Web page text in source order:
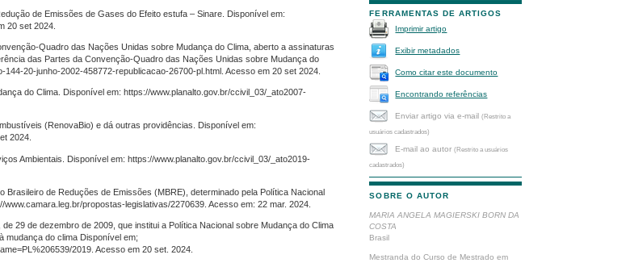
FERRAMENTAS DE ARTIGOS
Imprimir artigo
Exibir metadados
Como citar este documento
Encontrando referências
Enviar artigo via e-mail(Restrito a
usuários cadastrados)
E-mail ao autor(Restrito a usuários
cadastrados)
SOBRE O AUTOR
MARIA ANGELA MAGIERSKI BORN DA
COSTA
Brasil
Mestranda do Curso de Mestrado em
de Emissões de Gases do Efeito estufa – Sinare. Disponível em:
20 set 2024.
Quadro das Nações Unidas sobre Mudança do Clima, aberto a assinaturas
das Partes da Convenção-Quadro das Nações Unidas sobre Mudança do
20-junho-2002-458772-republicacao-26700-pl.html. Acesso em 20 set 2024.
do Clima. Disponível em: https://www.planalto.gov.br/ccivil_03/_ato2007-
(RenovaBio) e dá outras providências. Disponível em:
2024.
Ambientais. Disponível em: https://www.planalto.gov.br/ccivil_03/_ato2019-
Brasileiro de Reduções de Emissões (MBRE), determinado pela Política Nacional
propostas-legislativas/2270639. Acesso em: 22 mar. 2024.
29 de dezembro de 2009, que institui a Política Nacional sobre Mudança do Clima
mudança do clima Disponível em;
2019. Acesso em 20 set. 2024.